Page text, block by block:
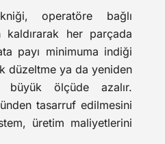
operatöre bağlı
kaldırarak her parçada
payı minimuma indiği
düzeltme ya da yeniden
büyük ölçüde azalır.
tasarruf edilmesini
üretim maliyetlerini